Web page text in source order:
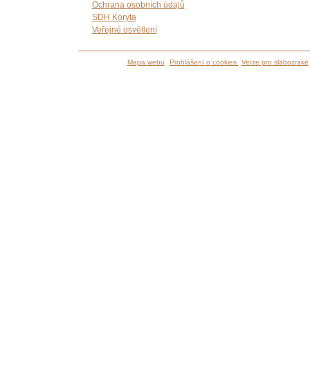
Ochrana osobních údajů
SDH Koryta
Veřejné osvětlení
Mapa webu Prohlášení o cookies Verze pro slabozraké